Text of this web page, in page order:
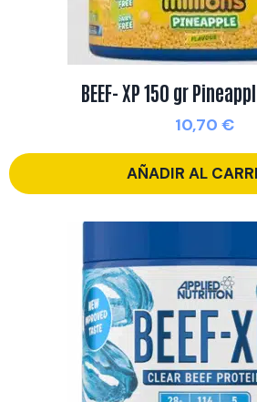
BEEF- XP 150 gr
10,70 €
AÑADIR AL